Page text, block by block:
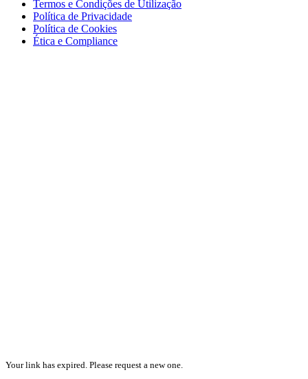
Termos e Condições de Utilização
Política de Privacidade
Política de Cookies
Ética e Compliance
Your link has expired. Please request a new one.